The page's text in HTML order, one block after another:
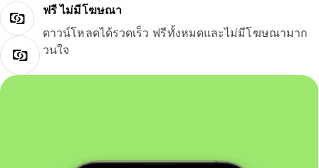
ฟรี ไม่มีโฆษณา
ดาวน์โหลดได้รวดเร็ว ฟรีทั้งหมดและไม่มีโฆษณามาก
วนใจ